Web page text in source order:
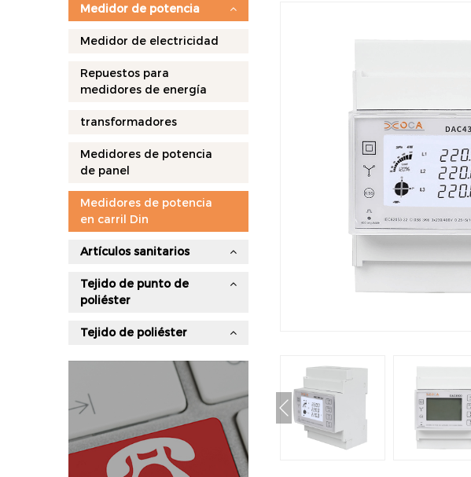
Medidor de potencia
Medidor de electricidad
Repuestos para
medidores de energía
transformadores
Medidores de potencia
de panel
Medidores de potencia
en carril Din
Artículos sanitarios
Tejido de punto de
poliéster
Tejido de poliéster